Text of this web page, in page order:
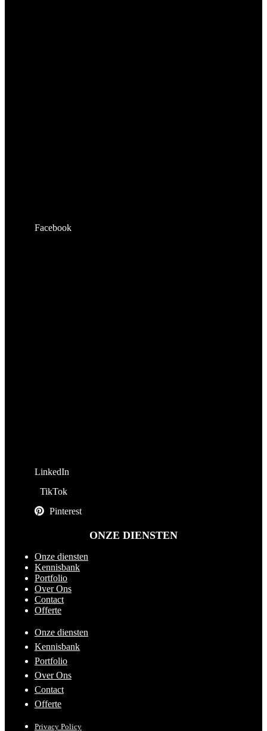
Facebook
LinkedIn
TikTok
Pinterest
ONZE DIENSTEN
Onze diensten
Kennisbank
Portfolio
Over Ons
Contact
Offerte
Onze diensten
Kennisbank
Portfolio
Over Ons
Contact
Offerte
Privacy Policy